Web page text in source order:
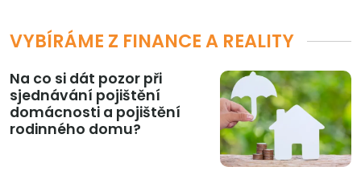
VYBÍRÁME Z FINANCE A REALITY
Na co si dát pozor při
sjednávání pojištění
domácnosti a pojištění
rodinného domu?